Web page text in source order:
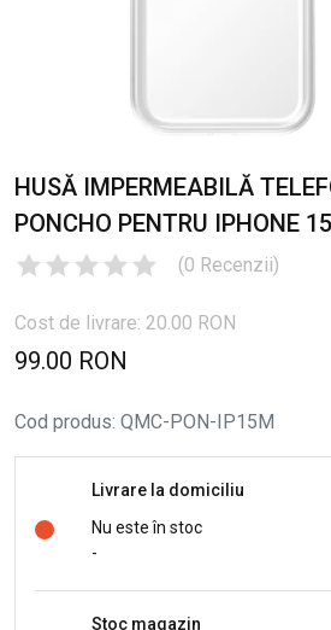
HUSĂ IMPERMEABILĂ
PONCHO PENTRU IPHONE
(0 Recenzii)
Cost de livrare: 20.00 RON
99.00 RON
Cod produs: QMC-PON-IP15M
Livrare la domiciliu
Nu este în stoc
-
Stoc magazin